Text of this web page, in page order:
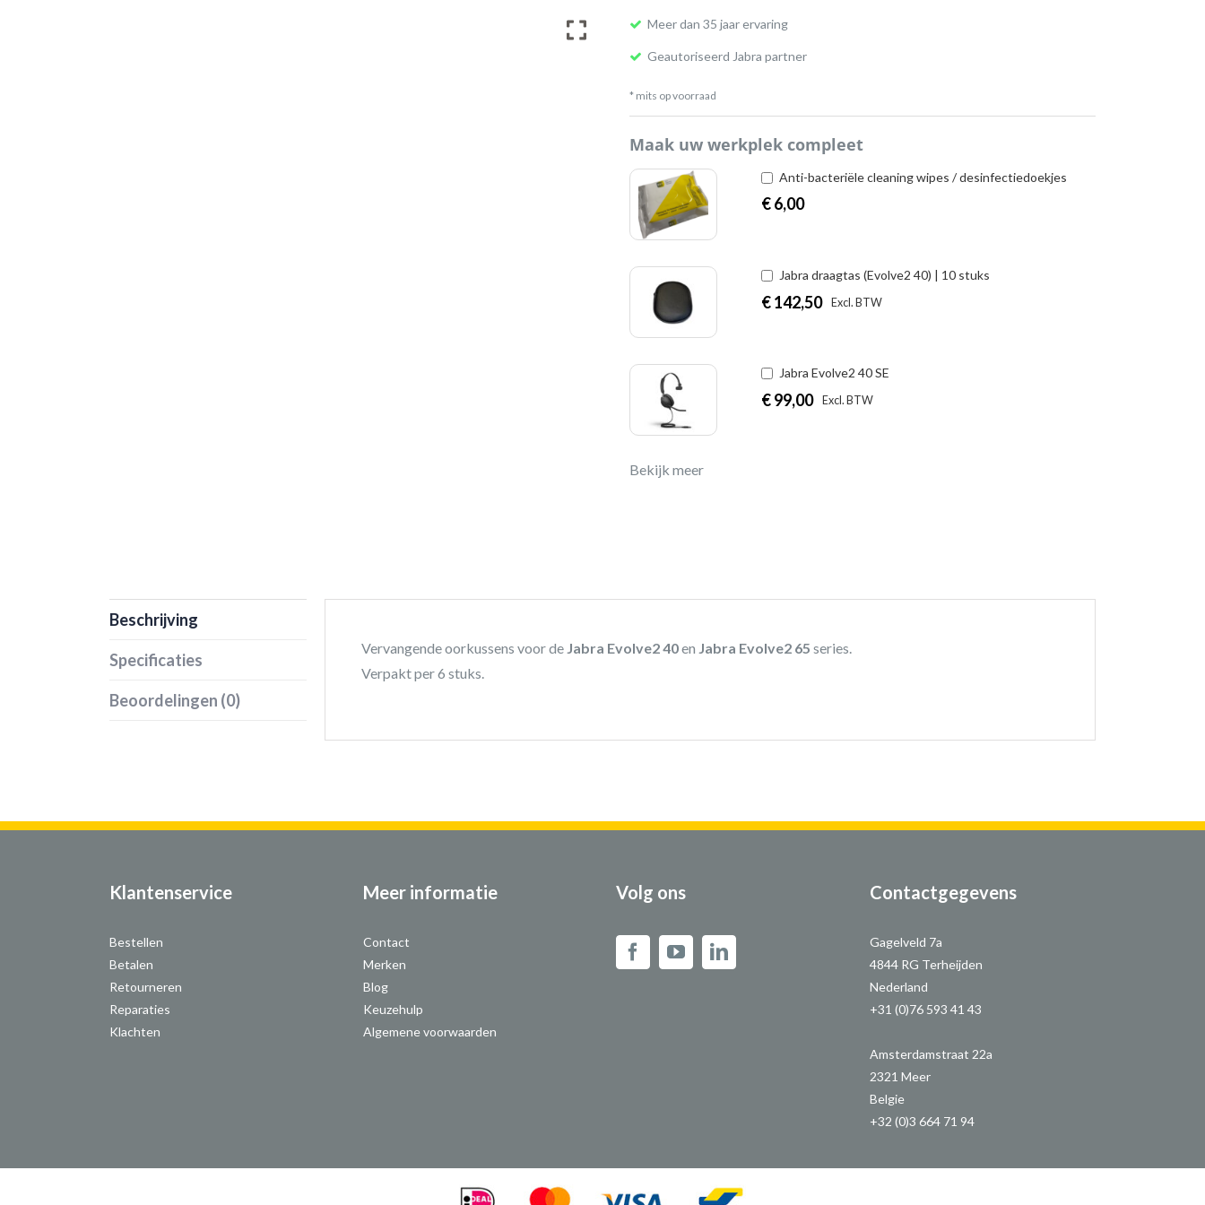
Maak uw werkplek compleet
Anti-bacteriële cleaning wipes / desinfectiedoekjes
€6,00
Jabra draagtas (Evolve2 40) | 10 stuks
€142,50 Excl. BTW
Jabra Evolve2 40 SE
€99,00 Excl. BTW
Bekijk meer
Meer dan 35 jaar ervaring
Geautoriseerd Jabra partner
* mits op voorraad
Beschrijving
Specificaties
Beoordelingen (0)
Vervangende oorkussens voor de Jabra Evolve2 40en Jabra Evolve2 65 series.
Verpakt per 6 stuks.
Klantenservice
Bestellen
Betalen
Retourneren
Reparaties
Klachten
Meer informatie
Contact
Merken
Blog
Keuzehulp
Algemene voorwaarden
Volg ons Contactgegevens
Gagelveld 7a
4844 RG Terheijden
Nederland
+31 (0)76 593 41 43
Amsterdamstraat 22a
2321 Meer
Belgie
+32 (0)3 664 71 94